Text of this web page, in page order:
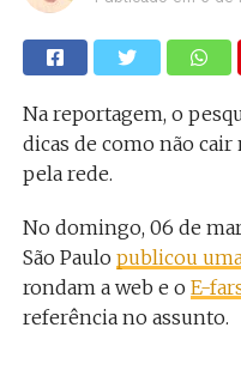
Na reportagem, o
dicas de como não
pela rede.
No domingo, 06 de
São Paulo publicou
rondam a web e o E-
referência no assunto.